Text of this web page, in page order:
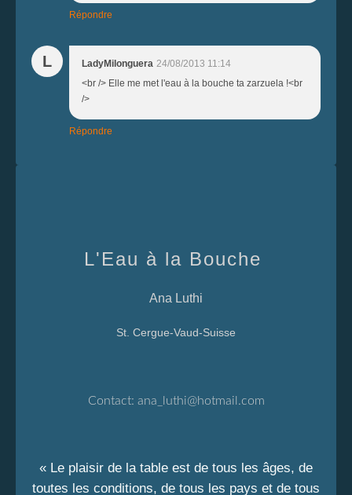
Répondre
L LadyMilonguera 24/08/2013 11:14
<br /> Elle me met l'eau à la bouche ta zarzuela !<br
/>
Répondre
L'Eau à la Bouche
Ana Luthi
St. Cergue-Vaud-Suisse
Contact: ana_luthi@hotmail.com
« Le plaisir de la table est de tous les âges, de
toutes les conditions, de tous les pays et de tous